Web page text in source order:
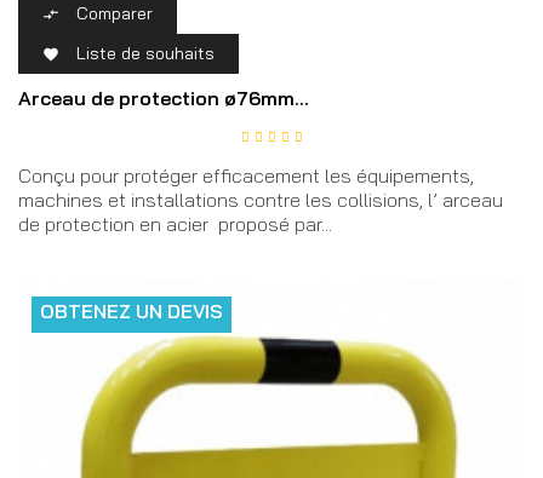
 Comparer
 Liste de souhaits
Arceau de protection ø76mm...
Conçu pour protéger efficacement les équipements,
machines et installations contre les collisions, l’ arceau
de protection en acier proposé par...
OBTENEZ UN DEVIS